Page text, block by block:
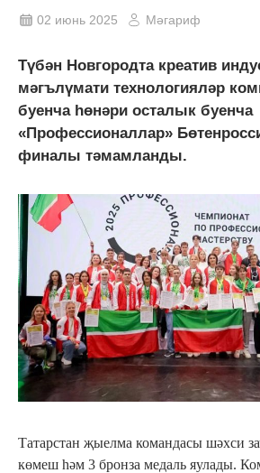
02 июнь 2025 Мәгариф
Түбән Новгородта креатив
мәгълүмати технологияләр
буенча һөнәри осталык буенча
«Профессионаллар»
финалы тәмамланды.
Татарстан җыелма командасы шәхси
көмеш һәм 3 бронза медаль яулады.